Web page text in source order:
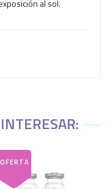
al sol.